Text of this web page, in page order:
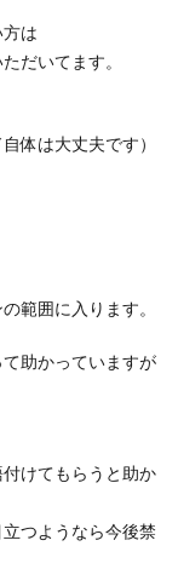
は
だいてます。
体は大丈夫です）
範囲に入ります。
助かっていますが
けてもらうと助か
つようなら今後禁